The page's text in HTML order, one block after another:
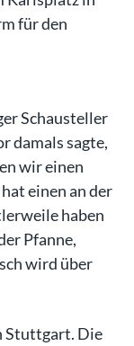
für den
Schausteller
damals sagte,
wir einen
einen an der
haben
Pfanne,
wird über
Stuttgart. Die